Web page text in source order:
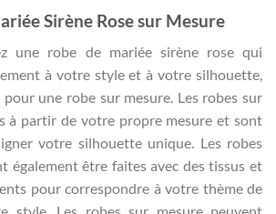
Sirène Rose sur Mesure
une robe de mariée sirène rose qui
à votre style et à votre silhouette,
une robe sur mesure. Les robes sur
à partir de votre propre mesure et sont
votre silhouette unique. Les robes
également être faites avec des tissus et
pour correspondre à votre thème de